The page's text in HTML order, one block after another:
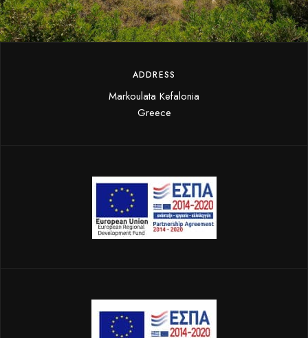
ADDRESS
Markoulata Kefalonia
Greece